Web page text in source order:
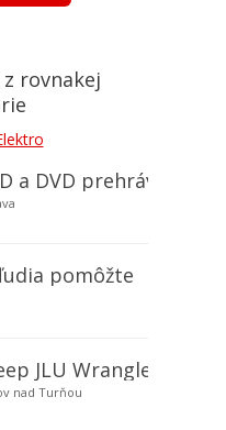
rovnakej
a DVD prehrávače
pomôžte
JLU Wrangler 1/6
nad Turňou